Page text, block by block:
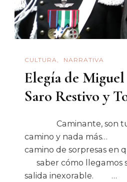
CULTURA NARRATIVA
Elegía de
Saro Restivo y
Caminante, son tus
camino y nada
camino de sorpresas
saber cómo llegamos
salida inexorable. …